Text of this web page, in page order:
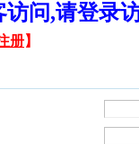
访问,请登
册】